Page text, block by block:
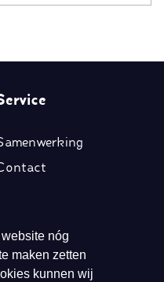
nóg
maken zetten
kunnen wij